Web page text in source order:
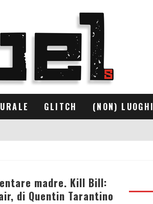
GLITCH (NON) LUOGHI
madre. Kill Bill:
di Quentin Tarantino